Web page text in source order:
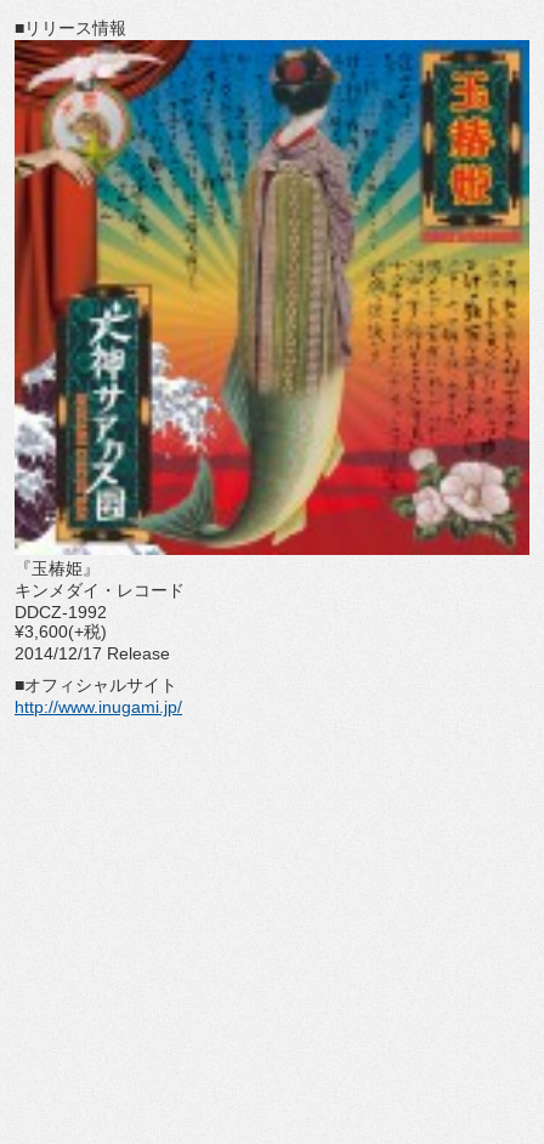
■リリース情報
『玉椿姫』
キンメダイ・レコード
DDCZ-1992
¥3,600(+税)
2014/12/17 Release
■オフィシャルサイト
http://www.inugami.jp/